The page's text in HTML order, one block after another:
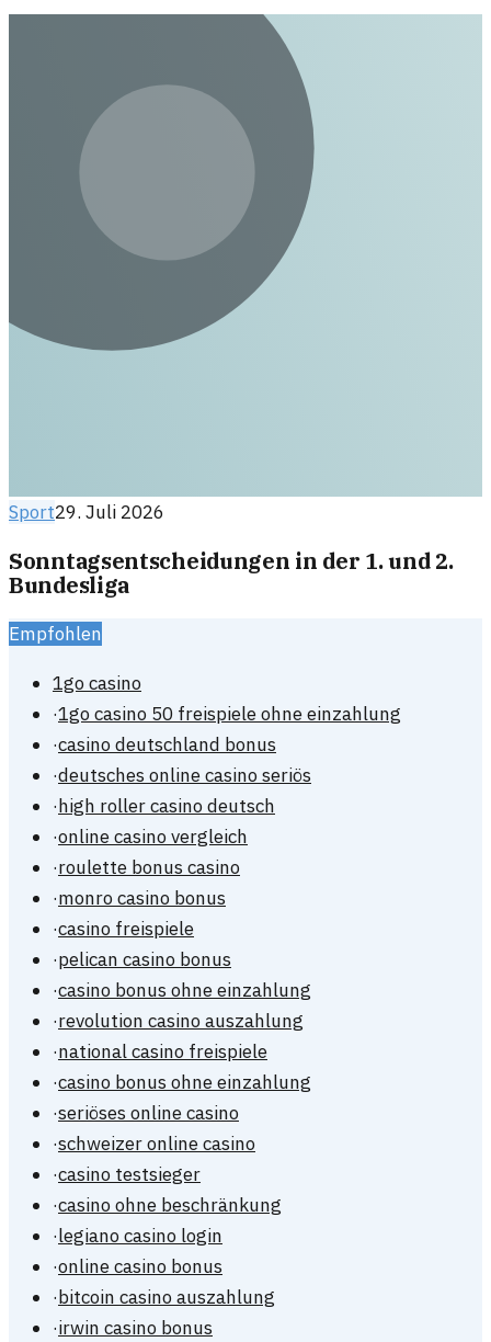
Sport29. Juli 2026
Sonntagsentscheidungen in der 1. und 2.
Bundesliga
Empfohlen
1go casino
·1go casino 50 freispiele ohne einzahlung
·casino deutschland bonus
·deutsches online casino seriös
·high roller casino deutsch
·online casino vergleich
·roulette bonus casino
·monro casino bonus
·casino freispiele
·pelican casino bonus
·casino bonus ohne einzahlung
·revolution casino auszahlung
·national casino freispiele
·casino bonus ohne einzahlung
·seriöses online casino
·schweizer online casino
·casino testsieger
·casino ohne beschränkung
·legiano casino login
·online casino bonus
·bitcoin casino auszahlung
·irwin casino bonus